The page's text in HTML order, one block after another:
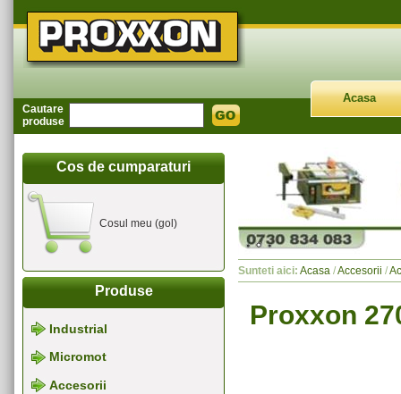
Cautare
produse
Acasa
Cos de cumparaturi
Cosul meu (gol)
Produse
Industrial
Micromot
Accesorii
Sunteti aici: Acasa /Accesorii /
Proxxon